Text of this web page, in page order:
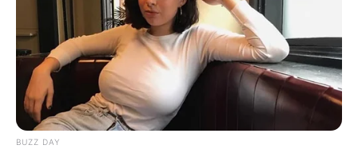
BUZZ DAY